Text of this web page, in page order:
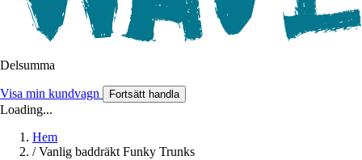
Delsumma
Visa min kundvagn Fortsätt handla
Loading...
Hem
/ Vanlig baddräkt Funky Trunks